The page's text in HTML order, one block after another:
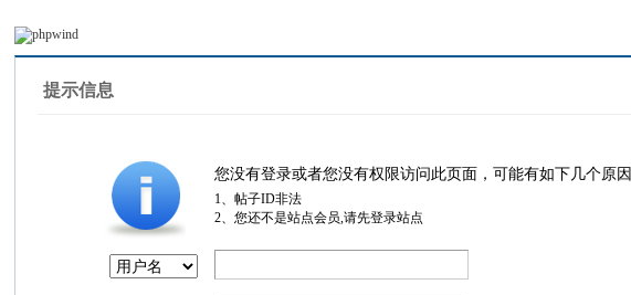
提示信息
您没有登录或者您没有权限访问此页面，可能有如下几个原因
1、帖子ID非法
2、您还不是站点会员,请先登录站点